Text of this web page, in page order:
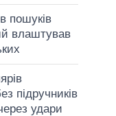
пошуків
влаштував
підручників
удари